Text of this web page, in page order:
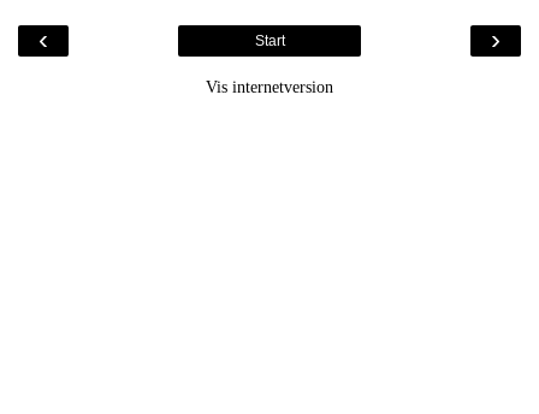
‹ ›
Start
Vis internetversion